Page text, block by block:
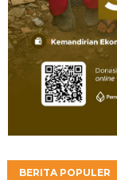
BERITA POPULER